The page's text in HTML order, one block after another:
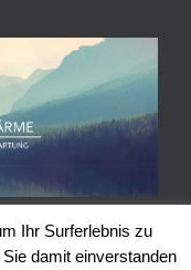
Ihr Surferlebnis zu
damit einverstanden